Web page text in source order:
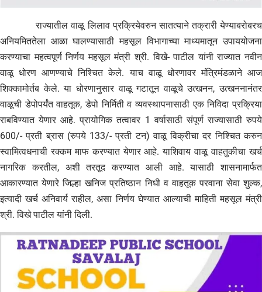
राज्यातील वाळू लिलाव प्रक्रियेवरुन सातत्याने तक्रारी येण्याबरोबरच
अनियमिततेला आळा घालण्यासाठी महसूल विभागाच्या माध्यमातून उपाययोजना
करण्याचा महत्वपूर्ण निर्णय महसूल मंत्री श्री. विखे- पाटील यांनी राज्यात नवीन
वाळू धोरण आणण्याचे निश्चित केले. याच वाळू धोरणावर मंत्रिमंडळाने आज
शिक्कामोर्तब केले. या धोरणानुसार वाळू गटातून वाळूचे उत्खनन, उत्खननानंतर
वाळूची डेपोपर्यंत वाहतूक, डेपो निर्मिती व व्यवस्थापनासाठी एक निविदा प्रक्रिया
राबविण्यात येणार आहे. प्रायोगिक तत्वावर 1 वर्षासाठी संपूर्ण राज्यासाठी रुपये
600/- प्रती ब्रास (रुपये 133/- प्रती टन) वाळू विक्रीचा दर निश्चित करुन
स्वामित्वधनाची रक्कम माफ करण्यात येणार आहे. याशिवाय वाळू वाहतुकीचा खर्च
नागरिक करतील, अशी तरतूद करण्यात आली आहे. यासाठी शासनामार्फत
आकारण्यात येणारे जिल्हा खनिज प्रतिष्ठान निधी व वाहतूक परवाना सेवा शुल्क,
इत्यादी खर्च अनिवार्य राहील, असा निर्णय घेण्यात आल्याची माहिती महसूल मंत्री
श्री. विखे पाटील यांनी दिली.